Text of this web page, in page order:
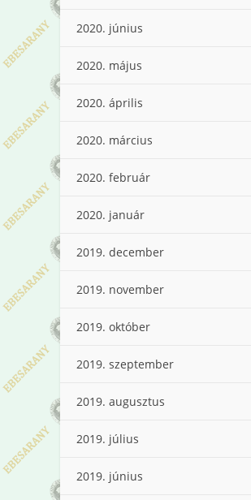
2020. június
2020. május
2020. április
2020. március
2020. február
2020. január
2019. december
2019. november
2019. október
2019. szeptember
2019. augusztus
2019. július
2019. június